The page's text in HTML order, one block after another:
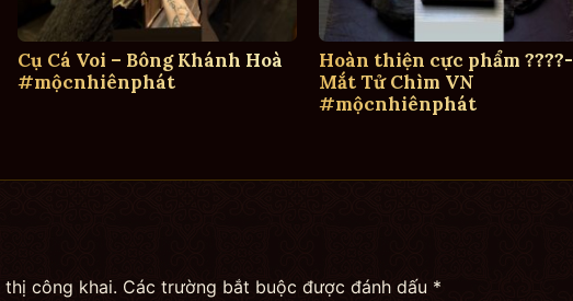
Cụ Cá Voi – Bông Khánh Hoà
#mộcnhiênphát
Hoàn thiện cực phẩm ????-
Mắt Tử Chìm VN
#mộcnhiênphát
thị công khai. Các trường bắt buộc được đánh dấu *